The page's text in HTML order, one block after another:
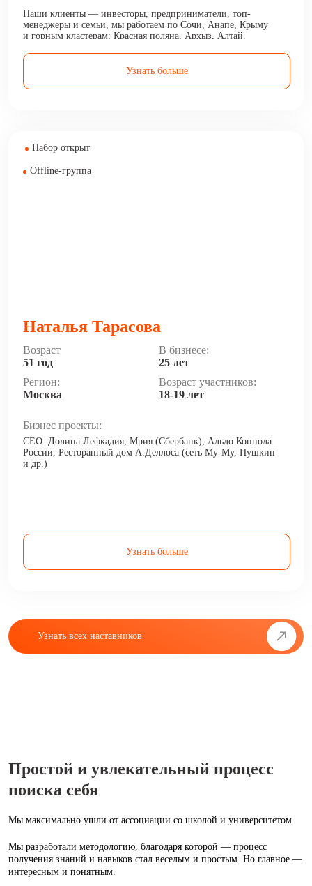
Наши клиенты — инвесторы, предприниматели, топ-
менеджеры и семьи, мы работаем по Сочи, Анапе, Крыму
и горным кластерам: Красная поляна, Архыз, Алтай.
и доход.
Узнать больше
Набор открыт
Offline-группа
Наталья Тарасова
Возраст
51 год
В бизнесе:
25 лет
Регион:
Москва
Возраст участников:
18-19 лет
Бизнес проекты:
CEO: Долина Лефкадия, Мрия (Сбербанк), Альдо Коппола
России, Ресторанный дом А.Деллоса (сеть Му-Му, Пушкин
и др.)
Узнать больше
Узнать всех наставников
Простой и увлекательный процесс
поиска себя
Мы максимально ушли от ассоциации со школой и университетом.
Мы разработали методологию, благодаря которой — процесс
получения знаний и навыков стал веселым и простым. Но главное —
интересным и понятным.